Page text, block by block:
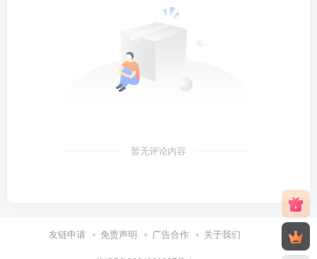
暂无评论内容
友链申请 免责声明 广告合作 关于我们